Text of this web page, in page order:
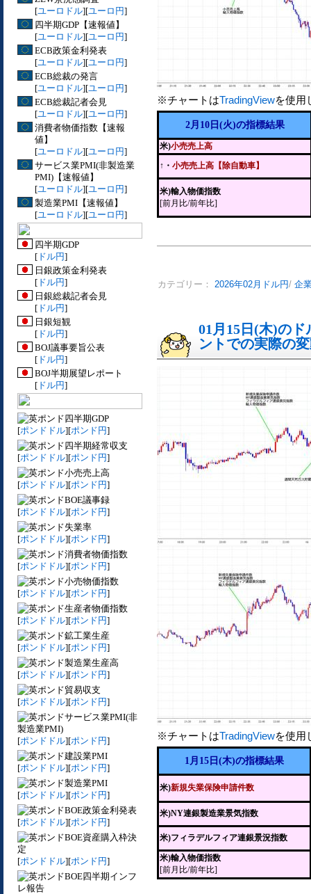
[ユーロドル][ユーロ円]
四半期GDP【速報値】
[ユーロドル][ユーロ円]
ECB政策金利発表
[ユーロドル][ユーロ円]
ECB総裁の発言
[ユーロドル][ユーロ円]
ECB総裁記者会見
[ユーロドル][ユーロ円]
消費者物価指数【速報
値】
[ユーロドル][ユーロ円]
サービス業PMI(非製造業
PMI)【速報値】
[ユーロドル][ユーロ円]
製造業PMI【速報値】
[ユーロドル][ユーロ円]
四半期GDP
[ ドル円]
日銀政策金利発表
[ ドル円]
日銀総裁記者会見
[ ドル円]
日銀短観
[ ドル円]
BOJ議事要旨公表
[ ドル円]
BOJ半期展望レポート
[ ドル円]
四半期GDP
[ポンドドル][ポンド円]
四半期経常収支
[ポンドドル][ポンド円]
小売売上高
[ポンドドル][ポンド円]
BOE議事録
[ポンドドル][ポンド円]
失業率
[ポンドドル][ポンド円]
消費者物価指数
[ポンドドル][ポンド円]
小売物価指数
[ポンドドル][ポンド円]
生産者物価指数
[ポンドドル][ポンド円]
鉱工業生産
[ポンドドル][ポンド円]
製造業生産高
[ポンドドル][ポンド円]
貿易収支
[ポンドドル][ポンド円]
サービス業PMI(非
製造業PMI)
[ポンドドル][ポンド円]
建設業PMI
[ポンドドル][ポンド円]
製造業PMI
[ポンドドル][ポンド円]
BOE政策金利発表
[ポンドドル][ポンド円]
BOE資産購入枠決
定
[ポンドドル][ポンド円]
BOE四半期インフ
レ報告
※チャートはTradingViewを使用
2月10日(火)の指標結果
米)小売売上高
↑・ 小売売上高【除自動車】
米)輸入物価指数
[前月比/前年比]
カテゴリー： 2026年02月ドル円/ 企
01月15日(木)の
ントでの実際の
※チャートはTradingViewを使用
1月15日(木)の指標結果
米)新規失業保険申請件数
米)NY連銀製造業景気指数
米)フィラデルフィア連銀景況指数
米)輸入物価指数
[前月比/前年比]